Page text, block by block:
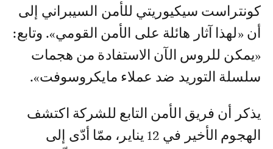
كونتراست سيكيوريتي للأمن السيبراني إلى
أن «لهذا آثار هائلة على الأمن القومي». وتابع:
«يمكن للروس الآن الاستفادة من هجمات
سلسلة التوريد ضد عملاء مايكروسوفت».
يذكر أن فريق الأمن التابع للشركة اكتشف
الهجوم الأخير في 12 يناير، ممّا أدّى إلى